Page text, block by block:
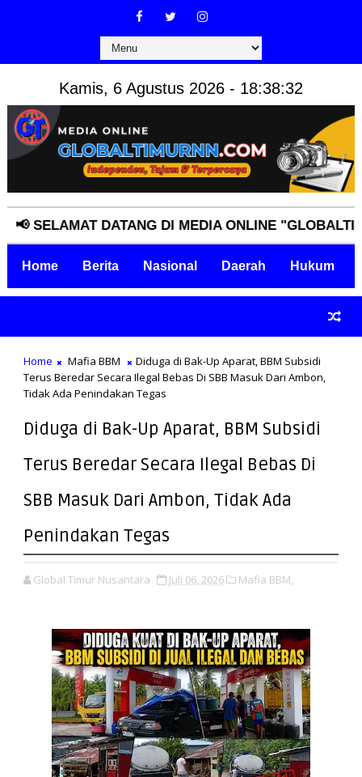
Kamis, 6 Agustus 2026 - 18:38:33
DATANG DI MEDIA ONLINE
Home Berita Nasional Daerah Hukum
Home Mafia BBM
Diduga di Bak-Up Aparat, BBM Subsidi
Terus Beredar Secara Ilegal Bebas Di SBB Masuk Dari Ambon,
Tidak Ada Penindakan Tegas
Diduga di Bak-Up Aparat, BBM Subsidi
Terus Beredar Secara Ilegal Bebas Di
SBB Masuk Dari Ambon, Tidak Ada
Penindakan Tegas
Global Timur Nusantara Juli 06, 2026 Mafia BBM,